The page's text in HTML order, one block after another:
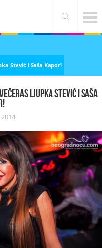
Stević i Saša Kapor!
Ljupka Stević i Saša